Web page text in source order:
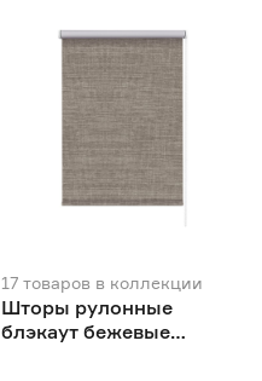
17 товаров в коллекции
Шторы рулонные
блэкаут бежевые